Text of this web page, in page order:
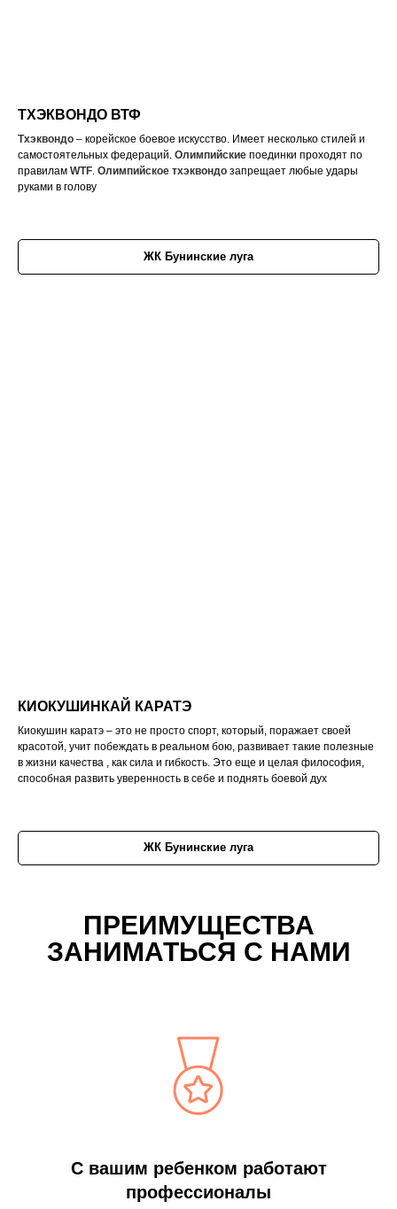
ТХЭКВОНДО ВТФ
Тхэквондо – корейское боевое искусство. Имеет несколько стилей и
самостоятельных федераций. Олимпийские поединки проходят по
правилам WTF. Олимпийское тхэквондо запрещает любые удары
руками в голову
ЖК Бунинские луга
КИОКУШИНКАЙ КАРАТЭ
Киокушин каратэ – это не просто спорт, который, поражает своей
красотой, учит побеждать в реальном бою, развивает такие полезные
в жизни качества , как сила и гибкость. Это еще и целая философия,
способная развить уверенность в себе и поднять боевой дух
ЖК Бунинские луга
ПРЕИМУЩЕСТВА
ЗАНИМАТЬСЯ С НАМИ
С вашим ребенком работают
профессионалы